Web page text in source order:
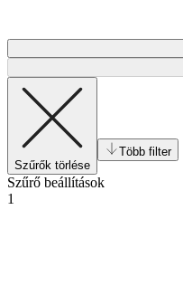
Szűrők törlése
Több filter
Szűrő beállítások
1